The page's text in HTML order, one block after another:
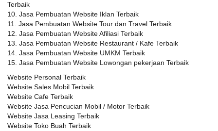
Terbaik
10. Jasa Pembuatan Website Iklan Terbaik
11. Jasa Pembuatan Website Tour dan Travel Terbaik
12. Jasa Pembuatan Website Afiliasi Terbaik
13. Jasa Pembuatan Website Restaurant / Kafe Terbaik
14. Jasa Pembuatan Website UMKM Terbaik
15. Jasa Pembuatan Website Lowongan pekerjaan Terbaik
Website Personal Terbaik
Website Sales Mobil Terbaik
Website Cafe Terbaik
Website Jasa Pencucian Mobil / Motor Terbaik
Website Jasa Leasing Terbaik
Website Toko Buah Terbaik